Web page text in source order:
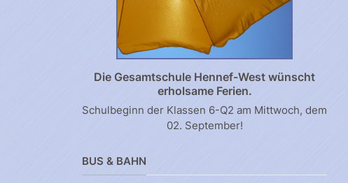
Die Gesamtschule Hennef-West wünscht
erholsame Ferien.
Schulbeginn der Klassen 6-Q2 am Mittwoch, dem
02. September!
BUS & BAHN